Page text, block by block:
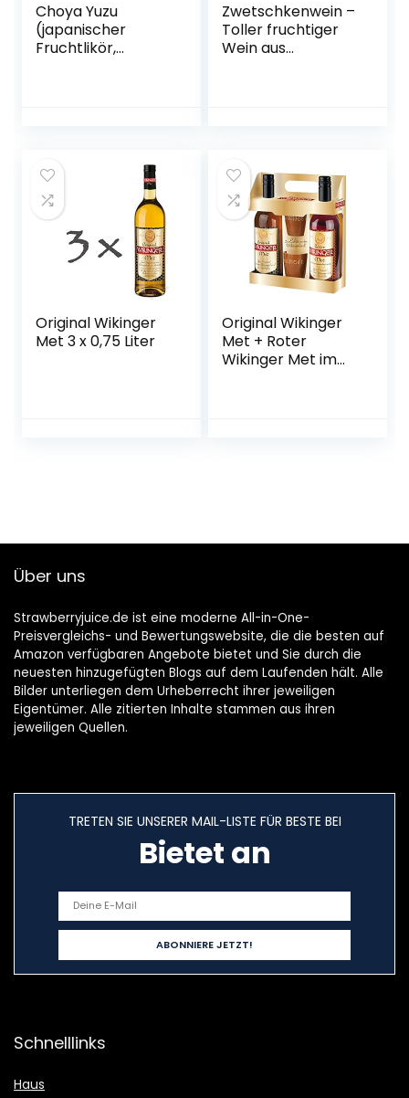
Choya Yuzu
(japanischer
Fruchtlikör,
Zwetschkenwein –
Toller fruchtiger
Wein aus
Original Wikinger
Met 3 x 0,75 Liter
Original Wikinger
Met + Roter
Wikinger Met im
Original
Über uns
Strawberryjuice.de ist eine moderne All-in-One-
Preisvergleichs- und Bewertungswebsite, die die besten auf
Amazon verfügbaren Angebote bietet und Sie durch die
neuesten hinzugefügten Blogs auf dem Laufenden hält. Alle
Bilder unterliegen dem Urheberrecht ihrer jeweiligen
Eigentümer. Alle zitierten Inhalte stammen aus ihren
jeweiligen Quellen.
TRETEN SIE UNSERER MAIL-LISTE FÜR BESTE BEI
Bietet an
Schnelllinks
Haus